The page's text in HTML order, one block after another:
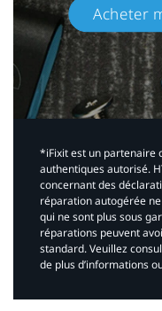
Acheter
*iFixit est un partenaire
authentiques autorisé.
concernant des
réparation autogérée
qui ne sont plus sous
réparations peuvent
standard. Veuillez
de plus d’informations